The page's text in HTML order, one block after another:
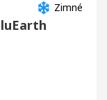
Zimné